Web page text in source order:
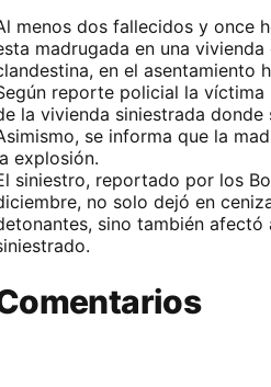
menos dos fallecidos y once
madrugada en una
en el asentamiento
reporte policial la
la vivienda siniestrada
se informa que la
explosión.
siniestro, reportado por los
no solo dejó en
sino también